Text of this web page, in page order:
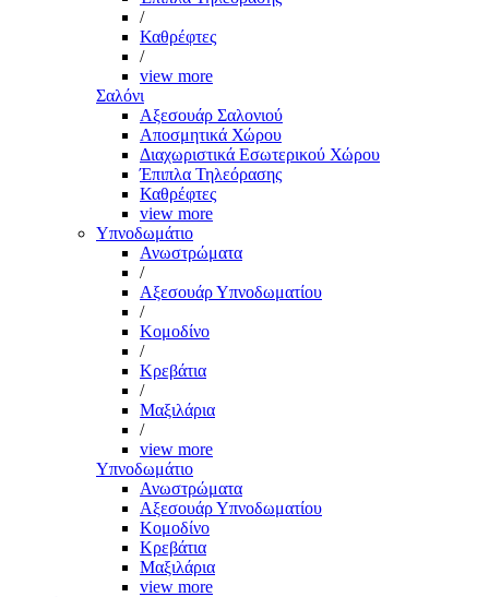
/
Καθρέφτες
/
view more
Σαλόνι
Αξεσουάρ Σαλονιού
Αποσμητικά Χώρου
Διαχωριστικά Εσωτερικού Χώρου
Έπιπλα Τηλεόρασης
Καθρέφτες
view more
Υπνοδωμάτιο
Ανωστρώματα
/
Αξεσουάρ Υπνοδωματίου
/
Κομοδίνο
/
Κρεβάτια
/
Μαξιλάρια
/
view more
Υπνοδωμάτιο
Ανωστρώματα
Αξεσουάρ Υπνοδωματίου
Κομοδίνο
Κρεβάτια
Μαξιλάρια
view more